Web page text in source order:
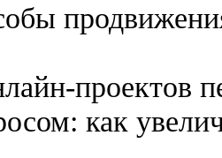
проектов
как